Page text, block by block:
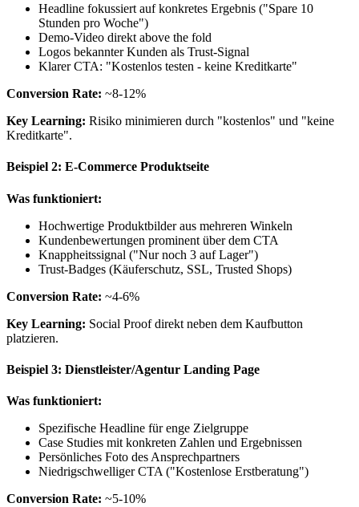
Headline fokussiert auf konkretes Ergebnis ("Spare 10
Stunden pro Woche")
Demo-Video direkt above the fold
Logos bekannter Kunden als Trust-Signal
Klarer CTA: "Kostenlos testen - keine Kreditkarte"
Conversion Rate: ~8-12%
Key Learning: Risiko minimieren durch "kostenlos" und "keine
Kreditkarte".
Beispiel 2: E-Commerce Produktseite
Was funktioniert:
Hochwertige Produktbilder aus mehreren Winkeln
Kundenbewertungen prominent über dem CTA
Knappheitssignal ("Nur noch 3 auf Lager")
Trust-Badges (Käuferschutz, SSL, Trusted Shops)
Conversion Rate: ~4-6%
Key Learning: Social Proof direkt neben dem Kaufbutton
platzieren.
Beispiel 3: Dienstleister/Agentur Landing Page
Was funktioniert:
Spezifische Headline für enge Zielgruppe
Case Studies mit konkreten Zahlen und Ergebnissen
Persönliches Foto des Ansprechpartners
Niedrigschwelliger CTA ("Kostenlose Erstberatung")
Conversion Rate: ~5-10%